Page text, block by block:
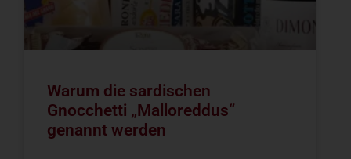
Warum die sardischen
Gnocchetti „Malloreddus“
genannt werden